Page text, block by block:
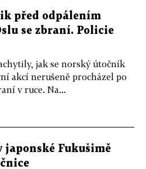
před odpálením
se zbraní. Policie
jak se norský útočník
akcí nerušeně procházel po
v ruce. Na...
japonské Fukušimě